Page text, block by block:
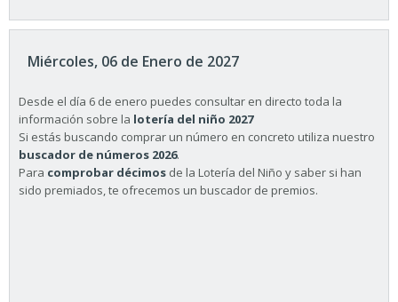
Miércoles, 06 de Enero de 2027
Desde el día 6 de enero puedes consultar en directo toda la
información sobre la lotería del niño 2027
Si estás buscando comprar un número en concreto utiliza nuestro
buscador de números 2026.
Para comprobar décimos de la Lotería del Niño y saber si han
sido premiados, te ofrecemos un buscador de premios.